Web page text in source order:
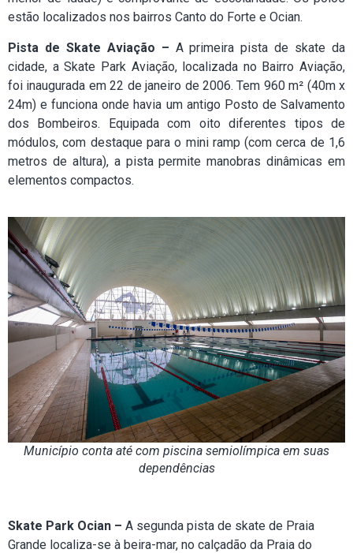
estão localizados nos bairros Canto do Forte e Ocian.
Pista de Skate Aviação – A primeira pista de skate da
cidade, a Skate Park Aviação, localizada no Bairro Aviação,
foi inaugurada em 22 de janeiro de 2006. Tem 960 m² (40m x
24m) e funciona onde havia um antigo Posto de Salvamento
dos Bombeiros. Equipada com oito diferentes tipos de
módulos, com destaque para o mini ramp (com cerca de 1,6
metros de altura), a pista permite manobras dinâmicas em
elementos compactos.
Município conta até com piscina semiolímpica em suas
dependências
Skate Park Ocian – A segunda pista de skate de Praia
Grande localiza-se à beira-mar, no calçadão da Praia do